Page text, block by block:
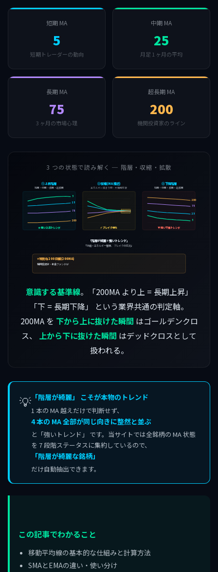
短期 MA
5
短期トレーダーの動向
中期 MA
25
月足 1 ヶ月の平均
長期 MA
75
3 ヶ月の市場心理
超長期 MA
200
機関投資家のライン
3 つの状態で読み解く ─ 階層・収縮・拡散
① 上昇階層
短期 > 中期 > 長期 > 超長期
5
25
75
200
★ 強い上昇トレンド
② 収縮(MA 接近)
エネルギー溜まり中・大相場前夜
⚡ ブレイク待ち
③ 下降階層
短期 < 中期 < 長期 < 超長期
5
25
75
200
▼ 強い下降トレンド
「階層が綺麗 = 強いトレンド」
「収縮 = エネルギー蓄積、 ブレイクの前兆」
⭐ 特別な 200 日線(200MA)
機関投資家・年金ファンドが
意識する基準線。「200MA より上 = 長期上昇」
「下 = 長期下降」 という業界共通の判定軸。
200MA を 下から上に抜けた瞬間 はゴールデンクロ
ス、
上から下に抜けた瞬間 はデッドクロスとして
扱われる。
💡 「階層が綺麗」 こそが本物のトレンド
1 本の MA 越えだけで判断せず、
4 本の MA 全部が同じ向きに整然と並ぶ
と「強いトレンド」 です。当サイトでは全銘柄の MA 状態
を 7 段階ステータスに集約しているので、
「階層が綺麗な銘柄」
だけ自動抽出できます。
この記事でわかること
移動平均線の基本的な仕組みと計算方法
SMAとEMAの違い・使い分け